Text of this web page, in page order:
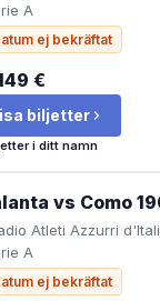
A
ej bekräftat
€
biljetter
i ditt namn
vs Como
Atleti Azzurri
A
ej bekräftat